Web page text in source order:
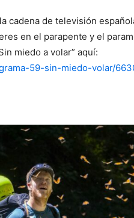
cadena de televisión
en el parapente y el
miedo a volar” aquí:
59-sin-miedo-volar/